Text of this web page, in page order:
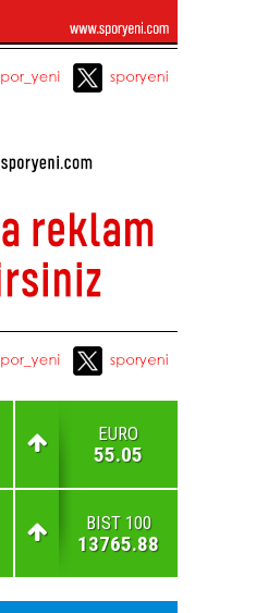
EURO
55.05
BIST 100
13765.88